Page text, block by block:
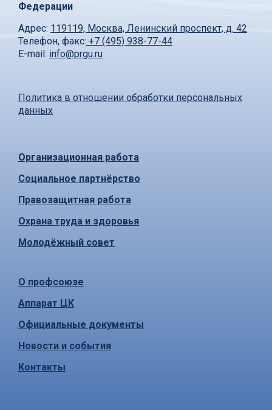
Федерации
Адрес: 119119, Москва, Ленинский проспект, д. 42
Телефон, факс: +7 (495) 938-77-44
E-mail: info@prgu.ru
Политика в отношении обработки персональных
данных
Организационная работа
Социальное партнёрство
Правозащитная работа
Охрана труда и здоровья
Молодёжный совет
О профсоюзе
Аппарат ЦК
Официальные документы
Новости и события
Контакты